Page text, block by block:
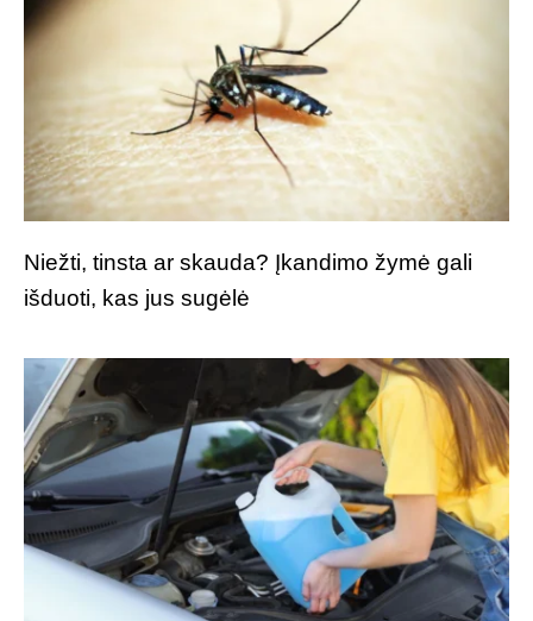
Niežti, tinsta ar skauda? Įkandimo žymė gali
išduoti, kas jus sugėlė